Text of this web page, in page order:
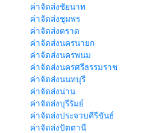
ค่าจัดส่งชัยนาท
ค่าจัดส่งชุมพร
ค่าจัดส่งตราด
ค่าจัดส่งนครนายก
ค่าจัดส่งนครพนม
ค่าจัดส่งนครศรีธรรมราช
ค่าจัดส่งนนทบุรี
ค่าจัดส่งน่าน
ค่าจัดส่งบุรีรัมย์
ค่าจัดส่งประจวบคีรีขันธ์
ค่าจัดส่งปัตตานี